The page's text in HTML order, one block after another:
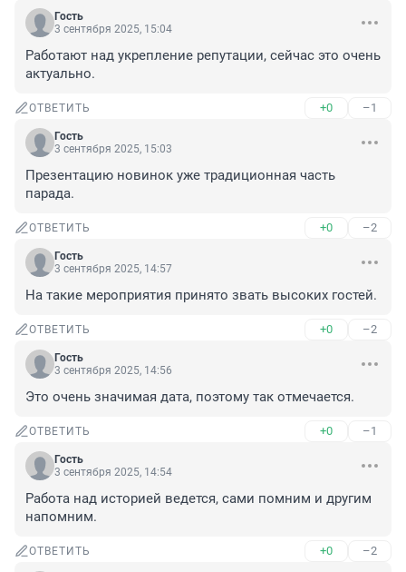
Гость
3 сентября 2025, 15:04
Работают над укрепление репутации, сейчас это очень
актуально.
ОТВЕТИТЬ +0 –1
Гость
3 сентября 2025, 15:03
Презентацию новинок уже традиционная часть
парада.
ОТВЕТИТЬ +0 –2
Гость
3 сентября 2025, 14:57
На такие мероприятия принято звать высоких гостей.
ОТВЕТИТЬ +0 –2
Гость
3 сентября 2025, 14:56
Это очень значимая дата, поэтому так отмечается.
ОТВЕТИТЬ +0 –1
Гость
3 сентября 2025, 14:54
Работа над историей ведется, сами помним и другим
напомним.
ОТВЕТИТЬ +0 –2